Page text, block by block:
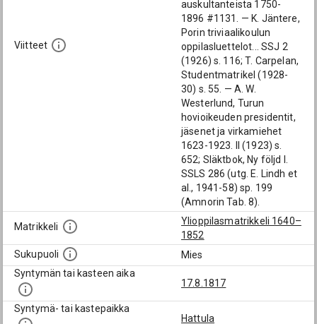
Viitteet
auskultanteista 1750-
1896 #1131. — K. Jäntere,
Porin triviaalikoulun
oppilasluettelot... SSJ 2
(1926) s. 116; T. Carpelan,
Studentmatrikel (1928-
30) s. 55. — A. W.
Westerlund, Turun
hovioikeuden presidentit,
jäsenet ja virkamiehet
1623-1923. II (1923) s.
652; Släktbok, Ny följd I.
SSLS 286 (utg. E. Lindh et
al., 1941-58) sp. 199
(Amnorin Tab. 8).
Matrikkeli
Ylioppilasmatrikkeli 1640–
1852
Sukupuoli
Mies
Syntymän tai kasteen aika
17.8.1817
Syntymä- tai kastepaikka
Hattula